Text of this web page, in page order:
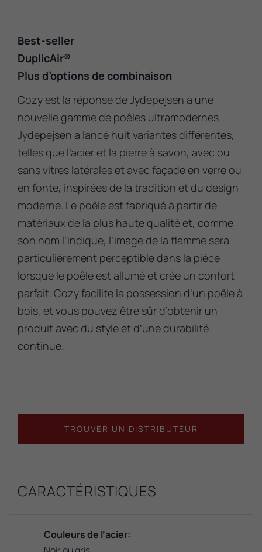
Best-seller
DuplicAir®
Plus d’options de combinaison
Cozy est la réponse de Jydepejsen à une
nouvelle gamme de poêles ultramodernes.
Jydepejsen a lancé huit variantes différentes,
telles que l’acier et la pierre à savon, avec ou
sans vitres latérales et avec façade en verre ou
en fonte, inspirées de la tradition et du design
moderne. Le poêle est fabriqué à partir de
matériaux de la plus haute qualité et, comme
son nom l’indique, l’image de la flamme sera
particulièrement perceptible dans la pièce
lorsque le poêle est allumé et crée un confort
parfait. Cozy facilite la possession d’un poêle à
bois, et vous pouvez être sûr d’obtenir un
produit avec du style et d’une durabilité
continue.
TROUVER UN DISTRIBUTEUR
CARACTÉRISTIQUES
Couleurs de l’acier: